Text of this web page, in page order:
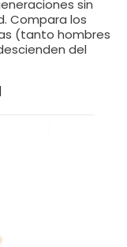
sin
Compara los
(tanto hombres
del